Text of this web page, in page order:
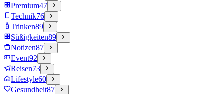
Premium47
Technik76
Trinken89
Süßigkeiten89
Notizen87
Event92
Reisen73
Lifestyle60
Gesundheit87